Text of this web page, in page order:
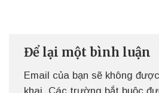
Để lại một bình luận
Email của bạn sẽ không